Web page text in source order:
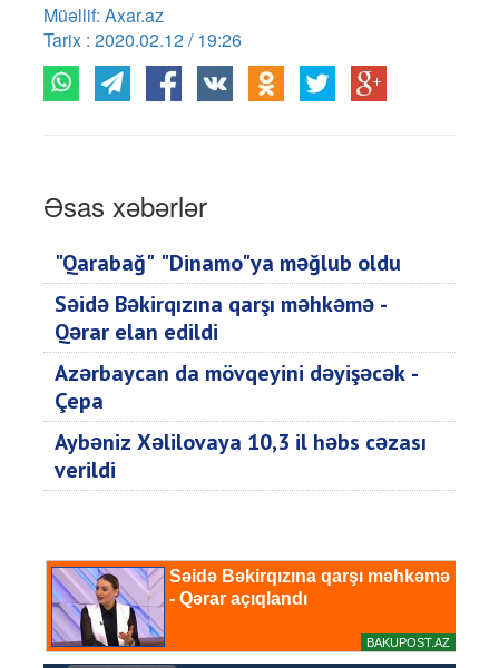
Müəllif: Axar.az
Tarix : 2020.02.12 / 19:26
Əsas xəbərlər
"Qarabağ" "Dinamo"ya məğlub oldu
Səidə Bəkirqızına qarşı məhkəmə -
Qərar elan edildi
Azərbaycan da mövqeyini dəyişəcək -
Çepa
Aybəniz Xəlilovaya 10,3 il həbs cəzası
verildi